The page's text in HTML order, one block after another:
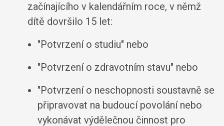
začínajícího v kalendářním roce, v němž
dítě dovršilo 15 let:
"Potvrzení o studiu" nebo
"Potvrzení o zdravotním stavu" nebo
"Potvrzení o neschopnosti soustavně se
připravovat na budoucí povolání nebo
vykonávat výdělečnou činnost pro